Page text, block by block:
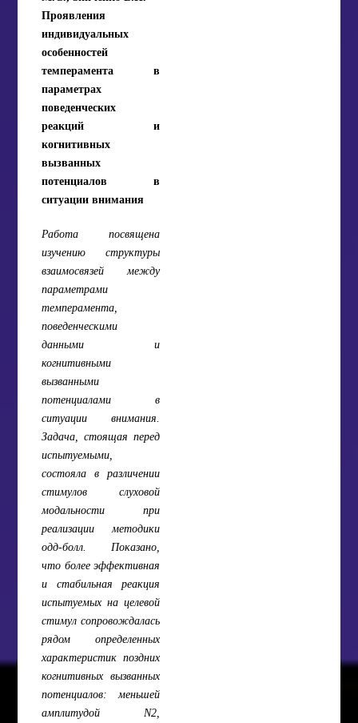
Проявления
индивидуальных
особенностей
темперамента в
параметрах
поведенческих
реакций и
когнитивных
вызванных
потенциалов в
ситуации внимания
Работа посвящена
изучению структуры
взаимосвязей между
параметрами
темперамента,
поведенческими
данными и
когнитивными
вызванными
потенциалами в
ситуации внимания.
Задача, стоящая перед
испытуемыми,
состояла в различении
стимулов слуховой
модальности при
реализации методики
одд-болл. Показано,
что более эффективная
и стабильная реакция
испытуемых на целевой
стимул сопровождалась
рядом определенных
характеристик поздних
когнитивных вызванных
потенциалов: меньшей
амплитудой N2,